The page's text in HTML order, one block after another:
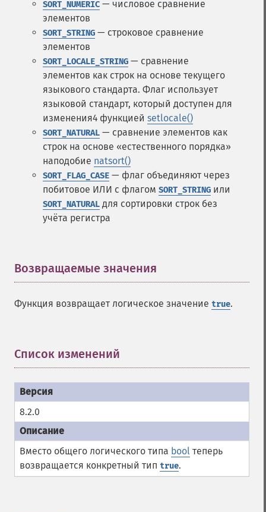
SORT_NUMERIC — числовое сравнение
элементов
SORT_STRING — строковое сравнение
элементов
SORT_LOCALE_STRING — сравнение
элементов как строк на основе текущего
языкового стандарта. Флаг использует
языковой стандарт, который доступен для
изменения4 функцией setlocale()
SORT_NATURAL — сравнение элементов как
строк на основе «естественного порядка»
наподобие natsort()
SORT_FLAG_CASE — флаг объединяют через
побитовое ИЛИ с флагом SORT_STRING или
SORT_NATURAL для сортировки строк без
учёта регистра
Возвращаемые значения
Функция возвращает логическое значение true.
Список изменений
8.2.0
Вместо общего логического типа bool теперь
возвращается конкретный тип true.